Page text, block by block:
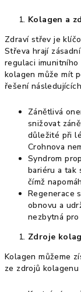
Kolagen a
Zdraví střev je
Střeva hrají
regulaci imunitního
kolagen může mít
řešení
Zánětlivá
snižovat
důležité při
Crohnova
Syndrom
bariéru a tak
čímž
Regenerace
obnovu a
nezbytná
Zdroje
Kolagen můžeme
ze zdrojů